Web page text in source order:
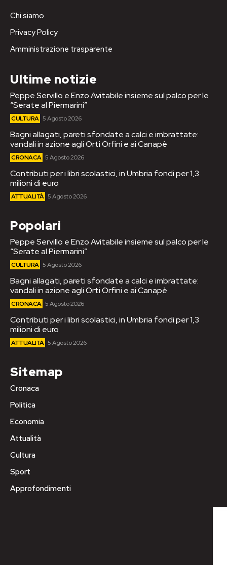
Chi siamo
Privacy Policy
Amministrazione trasparente
Ultime notizie
Peppe Servillo e Enzo Avitabile insieme sul palco per le
“Serate al Piermarini”
CULTURA 5 Agosto 2026
Bagni allagati, pareti sfondate a calci e imbrattate:
vandali in azione agli Orti Orfini e ai Canapè
CRONACA 5 Agosto 2026
Contributi per i libri scolastici, in Umbria fondi per 1,3
milioni di euro
ATTUALITÀ 5 Agosto 2026
Popolari
Peppe Servillo e Enzo Avitabile insieme sul palco per le
“Serate al Piermarini”
CULTURA 5 Agosto 2026
Bagni allagati, pareti sfondate a calci e imbrattate:
vandali in azione agli Orti Orfini e ai Canapè
CRONACA 5 Agosto 2026
Contributi per i libri scolastici, in Umbria fondi per 1,3
milioni di euro
ATTUALITÀ 5 Agosto 2026
Sitemap
Cronaca
Politica
Economia
Attualità
Cultura
Sport
Approfondimenti